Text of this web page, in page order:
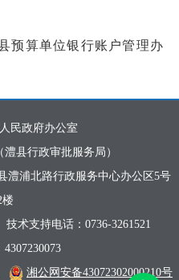
预算单位银行账户管理办
民政府办公室
县行政审批服务局）
澧浦北路行政服务中心办公区5号
楼
技术支持电话：0736-3261521
湘公网安备43072302000210号